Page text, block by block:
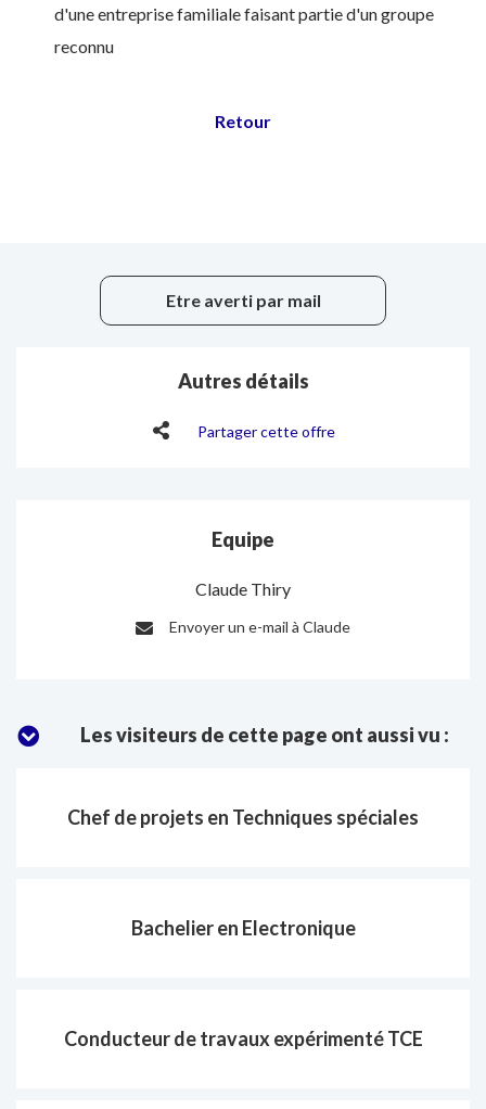
d'une entreprise familiale faisant partie d'un groupe
reconnu
Etre averti par mail
Autres détails
Partager cette offre
Equipe
Claude Thiry
:
Envoyer un e-mail à Claude
Les visiteurs de cette page ont aussi vu :
Chef de projets en Techniques spéciales
Bachelier en Electronique
Conducteur de travaux expérimenté TCE